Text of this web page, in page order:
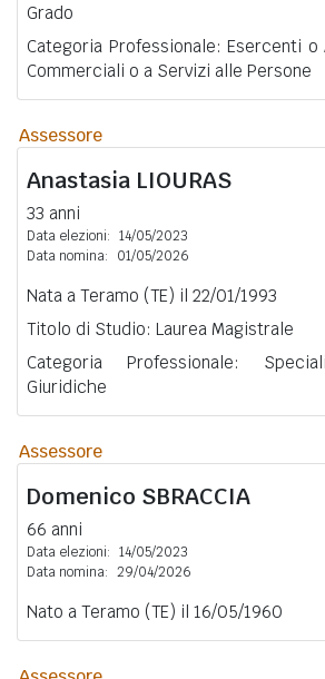
Grado
Categoria Professionale: Esercenti
Commerciali o a Servizi alle Persone
Assessore
Anastasia LIOURAS
33 anni
Data elezioni: 14/05/2023
Data nomina:
01/05/2026
Nata a Teramo (TE) il 22/01/1993
Titolo di Studio: Laurea Magistrale
Categoria Professionale:
Giuridiche
Assessore
Domenico SBRACCIA
66 anni
Data elezioni: 14/05/2023
Data nomina: 29/04/2026
Nato a Teramo (TE) il 16/05/1960